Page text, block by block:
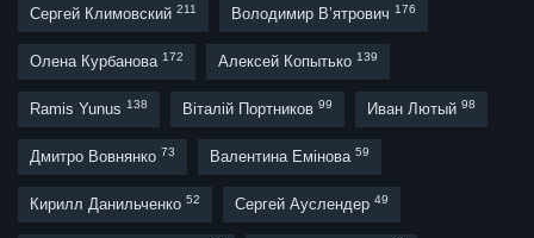
Сергей Климовский 211 Володимир В’ятрович 176
Олена Курбанова 172 Алексей Копытько 139
Ramis Yunus 138 Віталій Портников 99 Иван Лютый 98
Дмитро Вовнянко 73 Валентина Емінова 59
Кирилл Данильченко 52 Сергей Ауслендер 49